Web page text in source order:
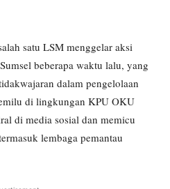
satu LSM menggelar aksi
beberapa waktu lalu, yang
dalam pengelolaan
di lingkungan KPU OKU
di media sosial dan memicu
lembaga pemantau